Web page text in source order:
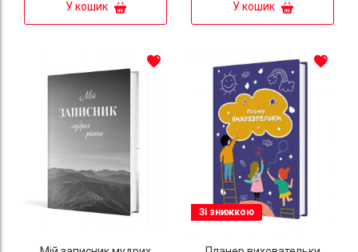
У кошик У кошик
Зі знижкою